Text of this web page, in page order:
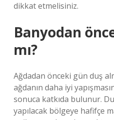
dikkat etmelisiniz.
Banyodan
mı?
Ağdadan önceki gün duş
ağdanın daha iyi
sonuca katkıda bulunur.
yapılacak bölgeye hafifçe